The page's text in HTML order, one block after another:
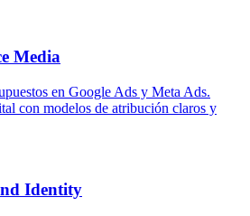
Media
en Google Ads y Meta Ads.
con modelos de atribución claros y
Identity